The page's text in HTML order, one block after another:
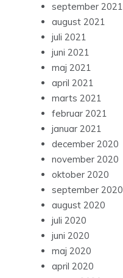
september 2021
august 2021
juli 2021
juni 2021
maj 2021
april 2021
marts 2021
februar 2021
januar 2021
december 2020
november 2020
oktober 2020
september 2020
august 2020
juli 2020
juni 2020
maj 2020
april 2020